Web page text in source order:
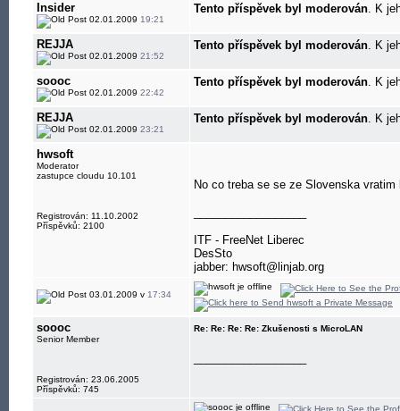
Insider
02.01.2009 19:21
Tento příspěvek byl moderován. K
REJJA
02.01.2009 21:52
Tento příspěvek byl moderován. K
soooc
02.01.2009 22:42
Tento příspěvek byl moderován. K
REJJA
02.01.2009 23:21
Tento příspěvek byl moderován. K
hwsoft
Moderator
zastupce cloudu 10.101
Registrován: 11.10.2002
Příspěvků: 2100
No co treba se se ze Slovenska
ITF - FreeNet Liberec
DesSto
jabber: hwsoft@linjab.org
03.01.2009 v 17:34
soooc
Senior Member
Registrován: 23.06.2005
Příspěvků: 745
Re: Re: Re: Re: Zkušenosti s MicroLAN